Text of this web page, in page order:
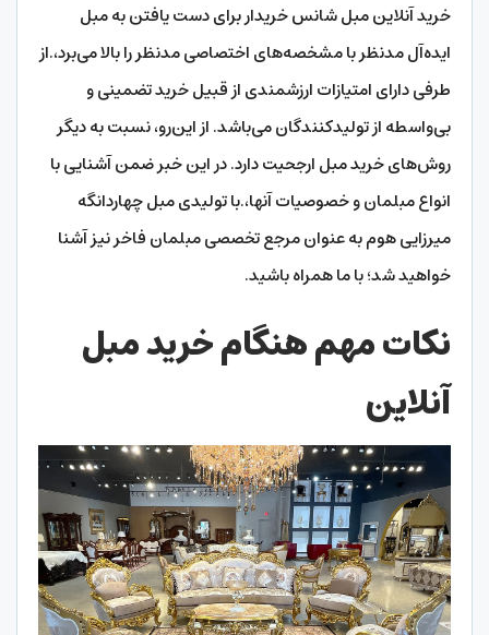
خرید آنلاین مبل شانس خریدار برای دست یافتن به مبل
ایده‌آل مدنظر با مشخصه‌های اختصاصی مدنظر را بالا می‌برد،.از
طرفی دارای امتیازات ارزشمندی از قبیل خرید تضمینی و
بی‌واسطه از تولیدکنندگان می‌باشد. از این‌رو، نسبت به دیگر
روش‌های خرید مبل ارجحیت دارد. در این خبر ضمن آشنایی با
انواع مبلمان و خصوصیات آنها،.با تولیدی مبل چهاردانگه
میرزایی هوم به عنوان مرجع تخصصی مبلمان فاخر نیز آشنا
خواهید شد؛ با ما همراه باشید.
نکات مهم هنگام خرید مبل
آنلاین